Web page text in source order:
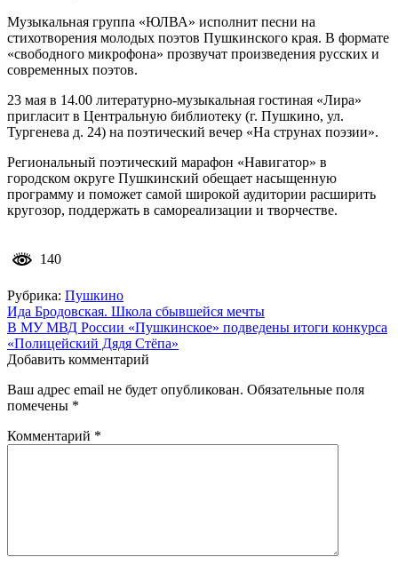
Музыкальная группа «ЮЛВА» исполнит песни на
стихотворения молодых поэтов Пушкинского края. В формате
«свободного микрофона» прозвучат произведения русских и
современных поэтов.
23 мая в 14.00 литературно-музыкальная гостиная «Лира»
пригласит в Центральную библиотеку (г. Пушкино, ул.
Тургенева д. 24) на поэтический вечер «На струнах поэзии».
Региональный поэтический марафон «Навигатор» в
городском округе Пушкинский обещает насыщенную
программу и поможет самой широкой аудитории расширить
кругозор, поддержать в самореализации и творчестве.
140
Рубрика: Пушкино
Навигация
по
записям
Ида Бродовская. Школа сбывшейся мечты
В МУ МВД России «Пушкинское» подведены итоги конкурса
«Полицейский Дядя Стёпа»
Добавить комментарий
Ваш адрес email не будет опубликован. Обязательные поля
помечены *
Комментарий *